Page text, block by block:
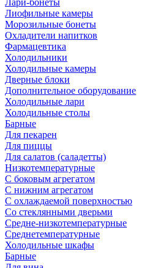
Лари-бонеты
Лиофильные камеры
Морозильные бонеты
Охладители напитков
Фармацевтика
Холодильники
Холодильные камеры
Дверные блоки
Дополнительное оборудование
Холодильные лари
Холодильные столы
Барные
Для пекарен
Для пиццы
Для салатов (саладетты)
Низкотемпературные
С боковым агрегатом
С нижним агрегатом
С охлаждаемой поверхностью
Со стеклянными дверьми
Средне-низкотемпературные
Среднетемпературные
Холодильные шкафы
Барные